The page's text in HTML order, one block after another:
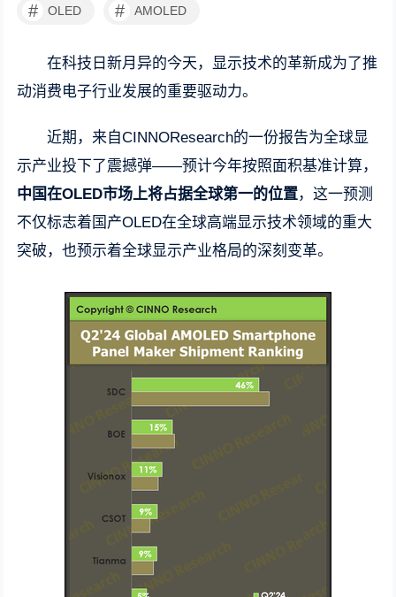
# OLED # AMOLED
在科技日新月异的今天，显示技术的革新成为了推
动消费电子行业发展的重要驱动力。
近期，来自CINNOResearch的一份报告为全球显
示产业投下了震撼弹——预计今年按照面积基准计算，
中国在OLED市场上将占据全球第一的位置，这一预测
不仅标志着国产OLED在全球高端显示技术领域的重大
突破，也预示着全球显示产业格局的深刻变革。